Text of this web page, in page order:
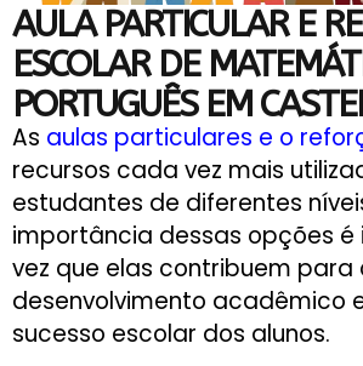
AULA PARTICULAR E
ESCOLAR DE
PORTUGUÊS EM
As aulas particulares e o
recursos cada vez mais
estudantes de diferentes
importância dessas opções é
vez que elas contribuem para
desenvolvimento acadêmico
sucesso escolar dos alunos.